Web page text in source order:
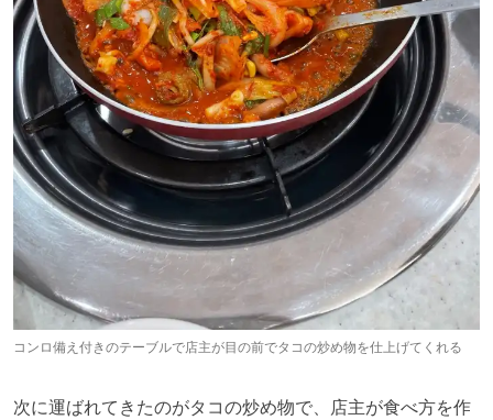
コンロ備え付きのテーブルで店主が目の前でタコの炒め物を仕上げてくれる
次に運ばれてきたのがタコの炒め物で、店主が食べ方を作